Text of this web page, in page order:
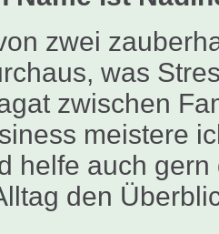
zwei
was
zwischen
meistere
helfe auch gern
den